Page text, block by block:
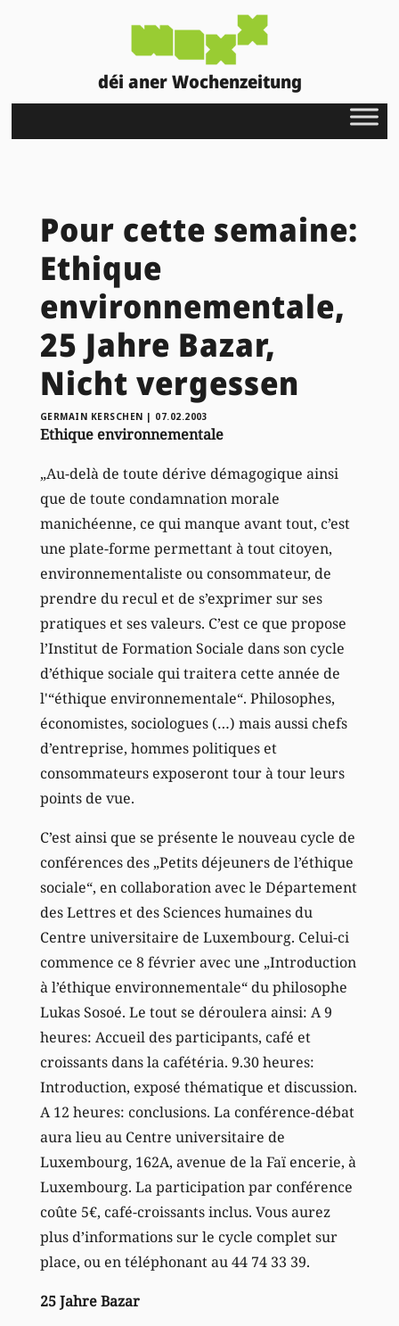
déi aner Wochenzeitung
Pour cette semaine:
Ethique
environnementale,
25 Jahre Bazar,
Nicht vergessen
GERMAIN KERSCHEN | 07.02.2003
Ethique environnementale
„Au-delà de toute dérive démagogique ainsi
que de toute condamnation morale
manichéenne, ce qui manque avant tout, c’est
une plate-forme permettant à tout citoyen,
environnementaliste ou consommateur, de
prendre du recul et de s’exprimer sur ses
pratiques et ses valeurs. C’est ce que propose
l’Institut de Formation Sociale dans son cycle
d’éthique sociale qui traitera cette année de
l'“éthique environnementale“. Philosophes,
économistes, sociologues (…) mais aussi chefs
d’entreprise, hommes politiques et
consommateurs exposeront tour à tour leurs
points de vue.
C’est ainsi que se présente le nouveau cycle de
conférences des „Petits déjeuners de l’éthique
sociale“, en collaboration avec le Département
des Lettres et des Sciences humaines du
Centre universitaire de Luxembourg. Celui-ci
commence ce 8 février avec une „Introduction
à l’éthique environnementale“ du philosophe
Lukas Sosoé. Le tout se déroulera ainsi: A 9
heures: Accueil des participants, café et
croissants dans la cafétéria. 9.30 heures:
Introduction, exposé thématique et discussion.
A 12 heures: conclusions. La conférence-débat
aura lieu au Centre universitaire de
Luxembourg, 162A, avenue de la Faï encerie, à
Luxembourg. La participation par conférence
coûte 5€, café-croissants inclus. Vous aurez
plus d’informations sur le cycle complet sur
place, ou en téléphonant au 44 74 33 39.
25 Jahre Bazar